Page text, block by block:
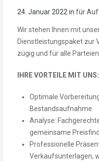
24. Januar 2022in für
Wir stehen Ihnen mit
Dienstleistungspaket zur
zügig und für alle
IHRE VORTEILE MIT UNS:
Optimale
Bestandsaufnahme
Analyse:
gemeinsame
Professionelle
Verkaufsunterlagen,